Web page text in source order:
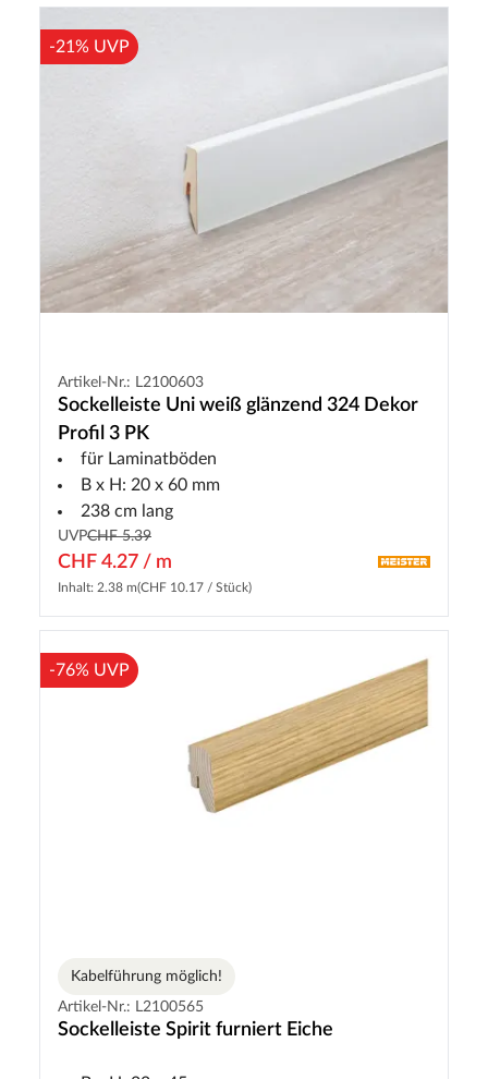
-21% UVP
Artikel-Nr.: L2100603
Sockelleiste Uni weiß glänzend 324 Dekor
Profil 3 PK
für Laminatböden
B x H: 20 x 60 mm
238 cm lang
UVPCHF 5.39
CHF 4.27 / m
Inhalt: 2.38 m(CHF 10.17 / Stück)
-76% UVP
Kabelführung möglich!
Artikel-Nr.: L2100565
Sockelleiste Spirit furniert Eiche